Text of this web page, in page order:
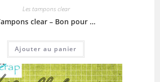
Les tampons clear
clear – Bon pour …
Ajouter au panier